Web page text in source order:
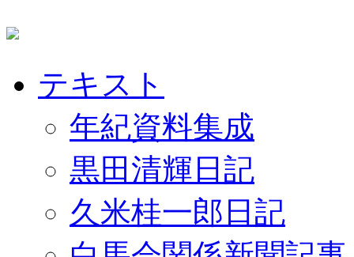
テキスト
年紀資料集成
黒田清輝日記
久米桂一郎日記